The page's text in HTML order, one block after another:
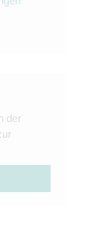
der